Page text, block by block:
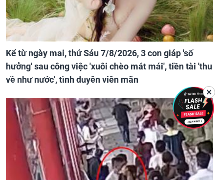
Kể từ ngày mai, thứ Sáu 7/8/2026, 3 con giáp 'số
hưởng' sau công việc 'xuôi chèo mát mái', tiền tài 'thu
về như nước', tình duyên viên mãn
✕